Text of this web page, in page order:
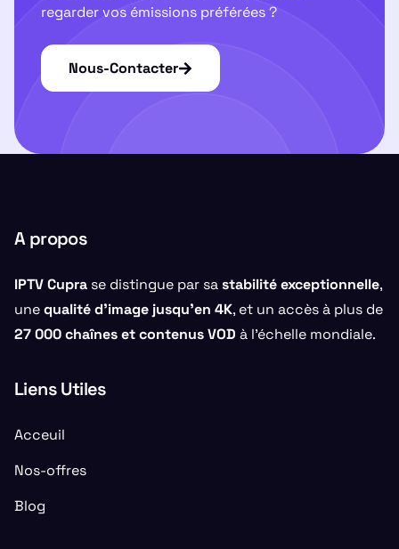
regarder vos émissions préférées ?
Nous-Contacter
A propos
IPTV Cupra se distingue par sastabilité exceptionnelle,
unequalité d’image jusqu’en 4K, et un accès à plus de
27 000 chaînes et contenus VOD à l’échelle mondiale.
Liens Utiles
Acceuil
Nos-offres
Blog